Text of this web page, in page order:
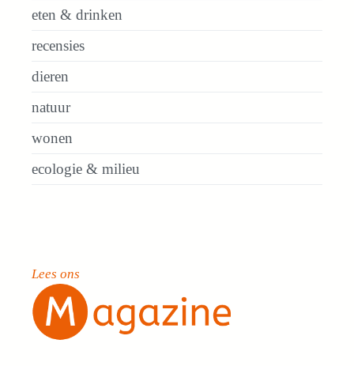
eten & drinken
recensies
dieren
natuur
wonen
ecologie & milieu
Lees ons